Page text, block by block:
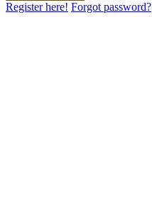
Register here! Forgot password?